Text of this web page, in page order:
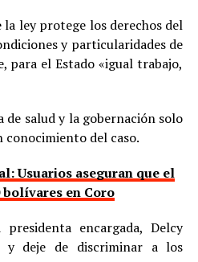
ley protege los derechos del
y particularidades de
para el Estado «igual trabajo,
salud y la gobernación solo
del caso.
Usuarios aseguran que el
bolívares en Coro
encargada, Delcy
y deje de discriminar a los